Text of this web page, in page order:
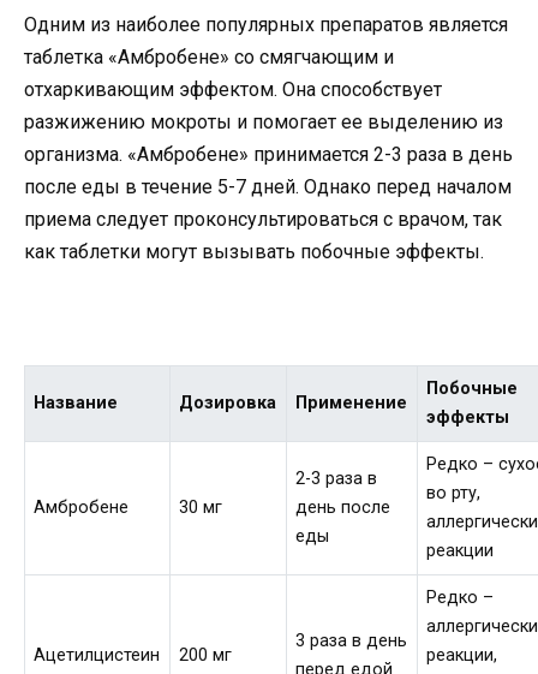
Одним из наиболее популярных препаратов является
таблетка «Амбробене» со смягчающим и
отхаркивающим эффектом. Она способствует
разжижению мокроты и помогает ее выделению из
организма. «Амбробене» принимается 2-3 раза в день
после еды в течение 5-7 дней. Однако перед началом
приема следует проконсультироваться с врачом, так
как таблетки могут вызывать побочные эффекты.
Название Дозировка Применение
Побочные
эффекты
Амбробене 30 мг
2-3 раза в
день после
еды
Редко –
во рту,
реакции
Ацетилцистеин 200 мг
3 раза в день
Редко –
реакции,